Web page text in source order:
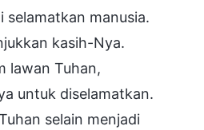
selamatkan manusia.
kasih-Nya.
lawan Tuhan,
untuk diselamatkan.
selain menjadi